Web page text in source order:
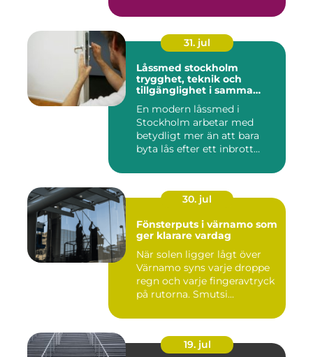
31. jul
Låssmed stockholm
trygghet, teknik och
tillgänglighet i samma
En modern låssmed i
Stockholm arbetar med
betydligt mer än att bara
byta lås efter ett inbrott
30. jul
Fönsterputs i värnamo som
ger klarare vardag
När solen ligger lågt över
Värnamo syns varje droppe
regn och varje fingeravtryck
på rutorna. Smutsi...
19. jul